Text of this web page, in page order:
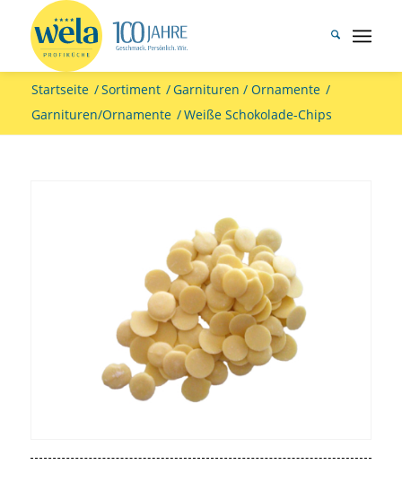
Startseite /Sortiment /Garnituren / Ornamente /
Garnituren/Ornamente /Weiße Schokolade-Chips